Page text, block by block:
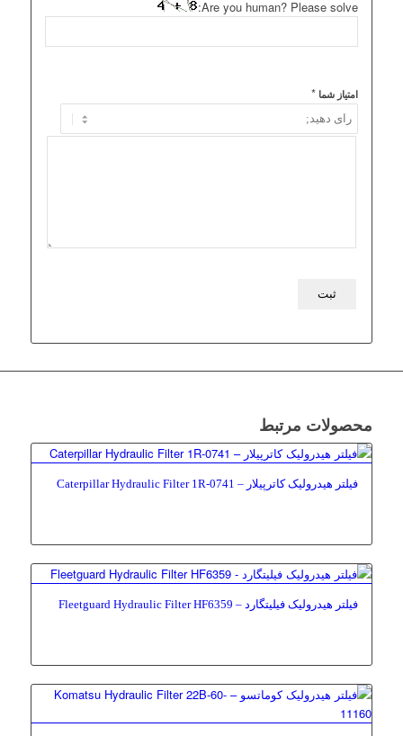
Are you human? Please solve:
امتیاز شما *
محصولات مرتبط
فیلتر هیدرولیک کاترپیلار – Caterpillar Hydraulic Filter 1R-0741
فیلتر هیدرولیک فیلیتگارد – Fleetguard Hydraulic Filter HF6359